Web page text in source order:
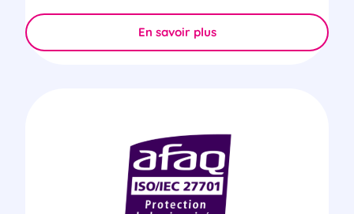
En savoir plus